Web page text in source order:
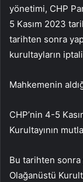
yönetimi, CHP
5 Kasım 2023
tarihten sonra
kurultayların
Mahkemenin
CHP’nin 4-5
Kurultayının
Bu tarihten sonra
Olağanüstü